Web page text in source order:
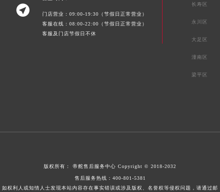

门店营业：09:00-19:30（节假日正常营业）
客服在线：08:00-22:00（节假日正常营业）
客服及门店节假日不休
长寿区
永川区
大足区
潼南区
梁平区
版权所有： 帝舵售后服务中心 Copyright © 2018-2032
售后服务热线： 400-801-5381
如权利人或知情人士发现本站内容存在事实错误或涉及版权、名誉权等侵权问题，请通过邮